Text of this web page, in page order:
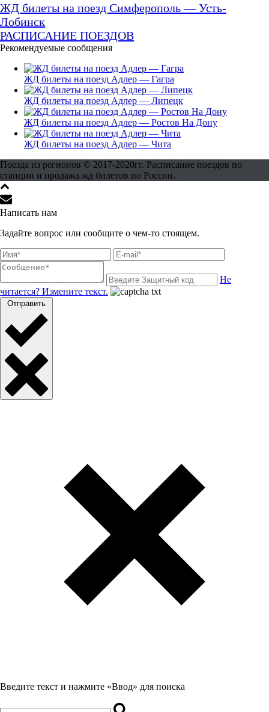
ЖД билеты на поезд Симферополь — Усть-
Лобинск
РАСПИСАНИЕ ПОЕЗДОВ
Рекомендуемые сообщения
ЖД билеты на поезд Адлер — Гагра
ЖД билеты на поезд Адлер — Липецк
ЖД билеты на поезд Адлер — Ростов На Дону
ЖД билеты на поезд Адлер — Чита
Поезда из регионов © 2017-2020гг. Расписание поездов по
станции и продажа жд билетов по России.
Написать нам
Задайте вопрос или сообщите о чем-то стоящем.
Не
читается? Измените текст.
Отправить
Введите текст и нажмите «Ввод» для поиска